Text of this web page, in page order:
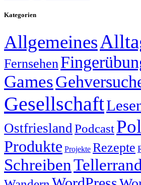
Kategorien
Allgemeines
Fernsehen
Games
Gesellschaft
Ostfriesland Podcast
Produkte Projekte Rezepte
SchreibenTellerrand